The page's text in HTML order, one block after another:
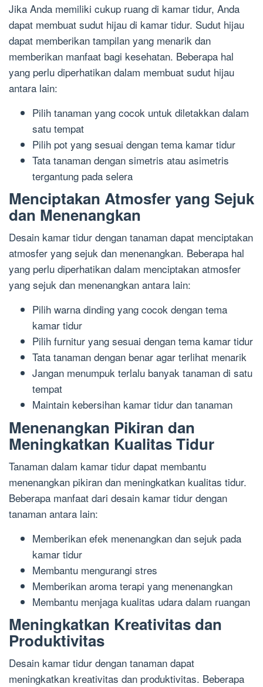
Jika Anda memiliki cukup ruang di kamar tidur, Anda
dapat membuat sudut hijau di kamar tidur. Sudut hijau
dapat memberikan tampilan yang menarik dan
memberikan manfaat bagi kesehatan. Beberapa hal
yang perlu diperhatikan dalam membuat sudut hijau
antara lain:
Pilih tanaman yang cocok untuk diletakkan dalam
satu tempat
Pilih pot yang sesuai dengan tema kamar tidur
Tata tanaman dengan simetris atau asimetris
tergantung pada selera
Menciptakan Atmosfer yang Sejuk
dan Menenangkan
Desain kamar tidur dengan tanaman dapat menciptakan
atmosfer yang sejuk dan menenangkan. Beberapa hal
yang perlu diperhatikan dalam menciptakan atmosfer
yang sejuk dan menenangkan antara lain:
Pilih warna dinding yang cocok dengan tema
kamar tidur
Pilih furnitur yang sesuai dengan tema kamar tidur
Tata tanaman dengan benar agar terlihat menarik
Jangan menumpuk terlalu banyak tanaman di satu
tempat
Maintain kebersihan kamar tidur dan tanaman
Menenangkan Pikiran dan
Meningkatkan Kualitas Tidur
Tanaman dalam kamar tidur dapat membantu
menenangkan pikiran dan meningkatkan kualitas tidur.
Beberapa manfaat dari desain kamar tidur dengan
tanaman antara lain:
Memberikan efek menenangkan dan sejuk pada
kamar tidur
Membantu mengurangi stres
Memberikan aroma terapi yang menenangkan
Membantu menjaga kualitas udara dalam ruangan
Meningkatkan Kreativitas dan
Produktivitas
Desain kamar tidur dengan tanaman dapat
meningkatkan kreativitas dan produktivitas. Beberapa